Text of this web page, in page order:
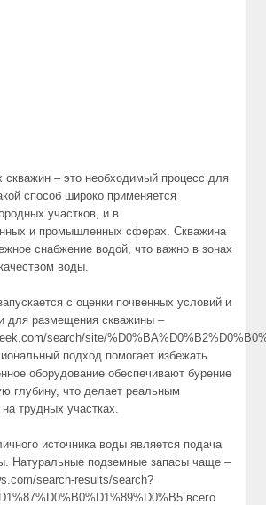
скважин – это необходимый процесс для
способ широко применяется
участков, и в
и промышленных сферах. Скважина
снабжение водой, что важно в зонах
воды.
с оценки почвенных условий и
для размещения скважины –
search/site/
подход помогает избежать
оборудование обеспечивают бурение
глубину, что делает реальным
трудных участках.
источника воды является подача
Натуральные подземные запасы чаще –
search-results/search?
всего